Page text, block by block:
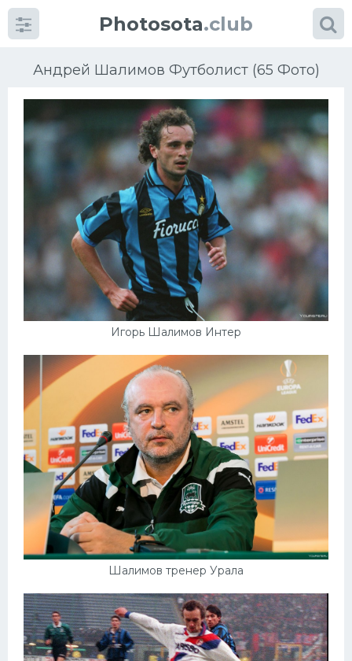
Photosota.club
Андрей Шалимов Футболист (65 Фото)
Игорь Шалимов Интер
Шалимов тренер Урала
КатегорииФото
Еще картинки...
Баскетбол
Хоккей
Велогонки
Конькобежный спорт
Тренажеры
Интерьер квартиры